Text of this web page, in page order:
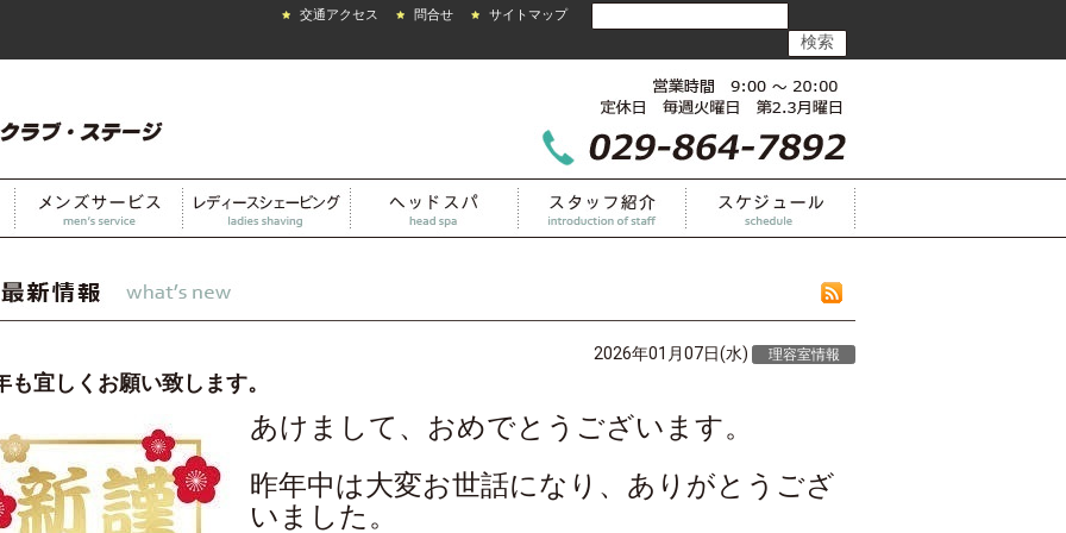
交通アクセス 問合せ サイトマップ
2026年01月07日(水) 理容室情報
も宜しくお願い致します。
あけまして、おめでとうございます。
昨年中は大変お世話になり、ありがとうござ
いました。